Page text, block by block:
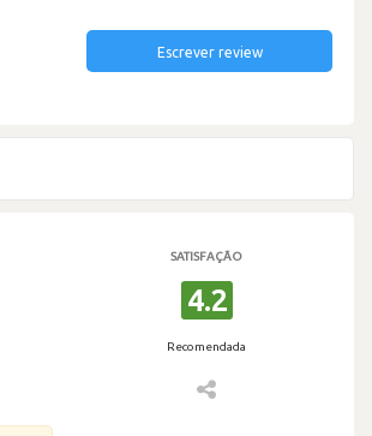
Escrever review
SATISFAÇÃO
4.2
Recomendada